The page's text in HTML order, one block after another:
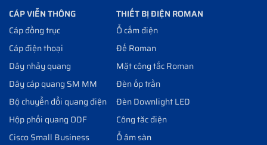
CÁP VIỄN THÔNG
Cáp đồng trục
Cáp điện thoại
Dây nhảy quang
Dây cáp quang SM MM
Bộ chuyển đổi quang điện
Hộp phối quang ODF
Cisco Small Business
THIẾT BỊ ĐIỆN ROMAN
Ổ cắm điện
Đế Roman
Mặt công tắc Roman
Đèn ốp trần
Đèn Downlight LED
Công tăc điện
Ổ âm sàn